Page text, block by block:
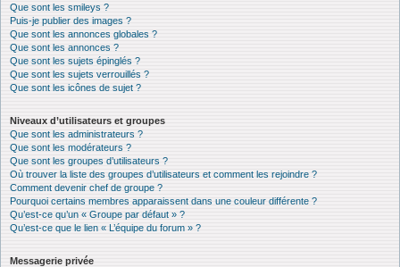
Que sont les smileys ?
Puis-je publier des images ?
Que sont les annonces globales ?
Que sont les annonces ?
Que sont les sujets épinglés ?
Que sont les sujets verrouillés ?
Que sont les icônes de sujet ?
Niveaux d’utilisateurs et groupes
Que sont les administrateurs ?
Que sont les modérateurs ?
Que sont les groupes d’utilisateurs ?
Où trouver la liste des groupes d’utilisateurs et comment les rejoindre ?
Comment devenir chef de groupe ?
Pourquoi certains membres apparaissent dans une couleur différente ?
Qu’est-ce qu’un « Groupe par défaut » ?
Qu’est-ce que le lien « L’équipe du forum » ?
Messagerie privée